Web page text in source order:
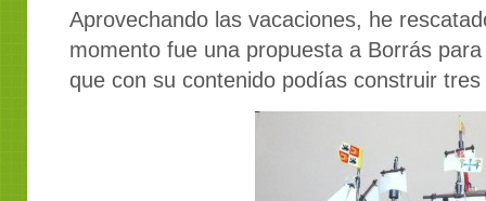
Aprovechando las vacaciones, he
momento fue una propuesta a Borrás
que con su contenido podías construir